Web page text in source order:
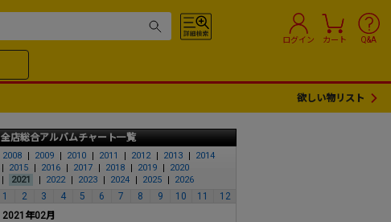
ログイン カート Q&A
欲しい物リスト
全店総合アルバムチャート一覧
2008 2009 2010 2011 2012 2013
2014
2015
2016 2017 2018 2019
2020
2021
2022 2023 2024 2025 2026
1 2 3 4 5 6 7 8 9 10 11
12
2021年02月